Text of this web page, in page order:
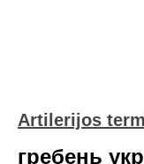
Artilerijos
гребень